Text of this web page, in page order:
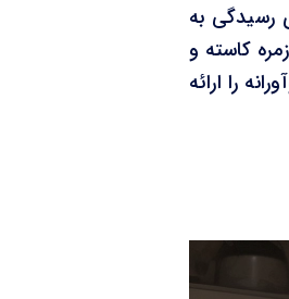
رسیدگی به
کاسته و
را ارائه